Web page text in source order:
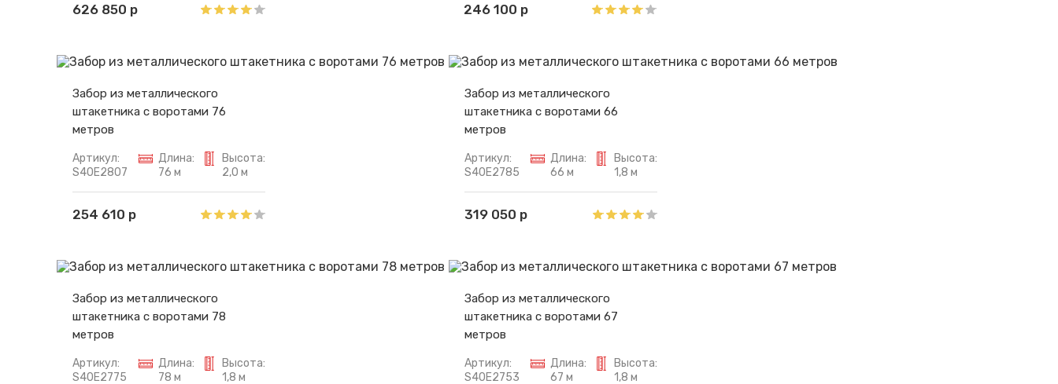
626 850 р 246 100 р
Забор из металлического
штакетника с воротами 76
метров
Артикул:
S40E2807
Длина:
76 м
Высота:
2,0 м
254 610 р
Забор из металлического
штакетника с воротами 66
метров
Артикул:
S40E2785
Длина:
66 м
Высота:
1,8 м
319 050 р
Забор из металлического
штакетника с воротами 78
метров
Артикул:
S40E2775
Длина:
78 м
Высота:
1,8 м
Забор из металлического
штакетника с воротами 67
метров
Артикул:
S40E2753
Длина:
67 м
Высота:
1,8 м